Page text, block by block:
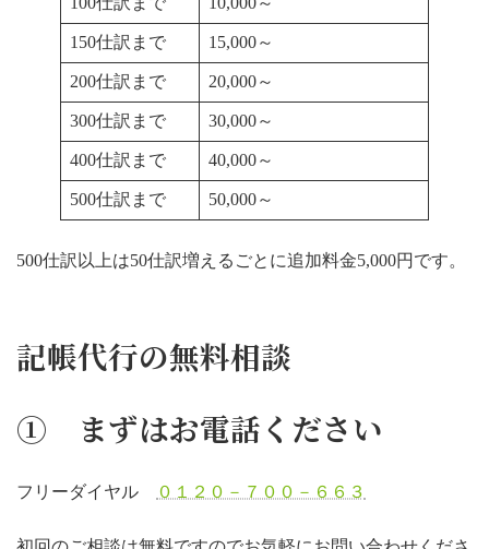
150仕訳まで 15,000～
200仕訳まで 20,000～
300仕訳まで 30,000～
400仕訳まで 40,000～
500仕訳まで 50,000～
500仕訳以上は50仕訳増えるごとに追加料金5,000円です。
記帳代行の無料相談
① まずはお電話ください
フリーダイヤル ０１２０－７００－６６３